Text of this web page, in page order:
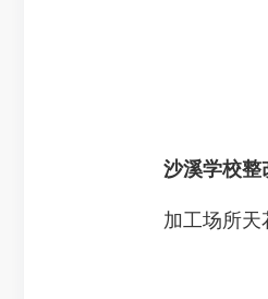
沙溪学校整
加工场所天花